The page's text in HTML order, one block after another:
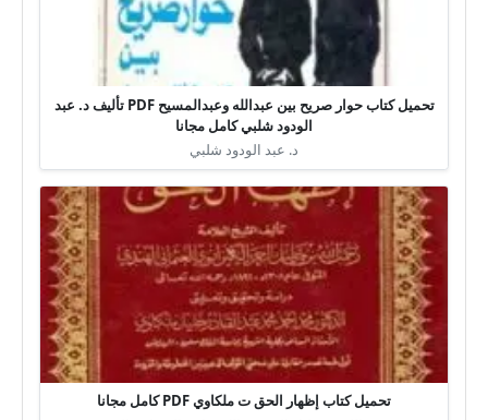
تحميل كتاب حوار صريح بين عبدالله وعبدالمسيح PDF تأليف د. عبد
الودود شلبي كامل مجانا
د. عبد الودود شلبي
تحميل كتاب إظهار الحق ت ملكاوي PDF كامل مجانا